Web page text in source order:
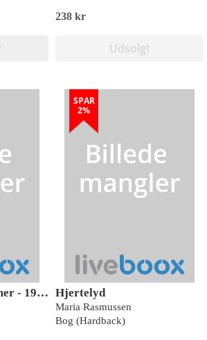
238 kr
Udsolgt
Fyrre år bag tremmer - 1971-2011
SPAR
2%
Hjertelyd
Maria Rasmussen
Bog (Hardback)